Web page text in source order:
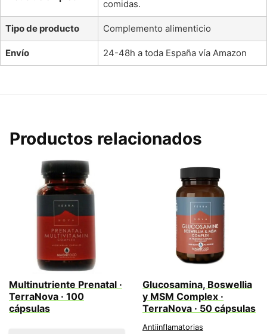
comidas.
Tipo de producto Complemento alimenticio
Envío 24-48h a toda España vía Amazon
Productos relacionados
Multinutriente Prenatal ·
TerraNova · 100
cápsulas
Glucosamina, Boswellia
y MSM Complex ·
TerraNova · 50 cápsulas
Antiinflamatorias